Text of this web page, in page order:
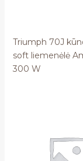
Triumph 70J
soft liemenėlė
300 W